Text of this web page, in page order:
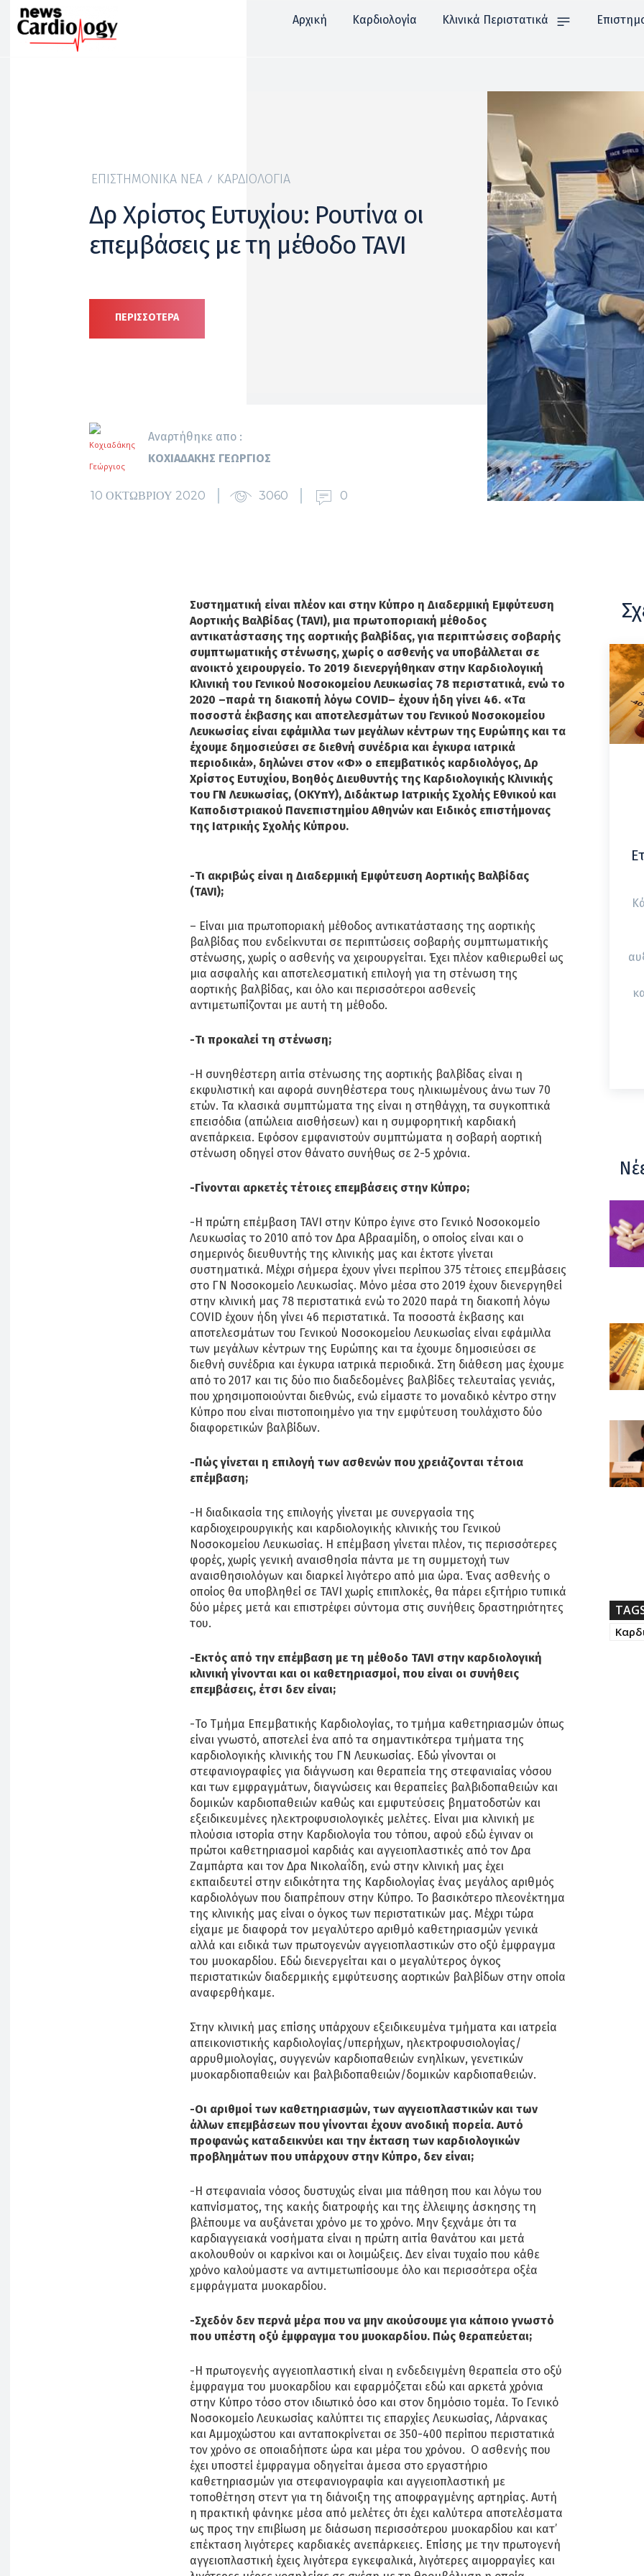
Αρχική Καρδιολογία Κλινικά Περιστατικά
ΕΠΙΣΤΗΜΟΝΙΚΆ ΝΈΑ ΚΑΡΔΙΟΛΟΓΊΑ
Δρ Χρίστος Ευτυχίου: Ρουτίνα οι
επεμβάσεις με τη μέθοδο TAVI
ΠΕΡΙΣΣΟΤΕΡΑ
Αναρτήθηκε απο :
ΚΟΧΙΑΔΆΚΗΣ ΓΕΏΡΓΙΟΣ
10 ΟΚΤΩΒΡΊΟΥ 2020 3060 0
Συστηματική είναι πλέον και στην Κύπρο η Διαδερμική Εμφύτευση
Αορτικής Βαλβίδας (TAVI), μια πρωτοποριακή μέθοδος
αντικατάστασης της αορτικής βαλβίδας, για περιπτώσεις σοβαρής
συμπτωματικής στένωσης, χωρίς ο ασθενής να υποβάλλεται σε
ανοικτό χειρουργείο. Το 2019 διενεργήθηκαν στην Καρδιολογική
Κλινική του Γενικού Νοσοκομείου Λευκωσίας 78 περιστατικά, ενώ το
2020 –παρά τη διακοπή λόγω COVID– έχουν ήδη γίνει 46. «Τα
ποσοστά έκβασης και αποτελεσμάτων του Γενικού Νοσοκομείου
Λευκωσίας είναι εφάμιλλα των μεγάλων κέντρων της Ευρώπης και τα
έχουμε δημοσιεύσει σε διεθνή συνέδρια και έγκυρα ιατρικά
περιοδικά», δηλώνει στον «Φ» ο επεμβατικός καρδιολόγος, Δρ
Χρίστος Ευτυχίου, Βοηθός Διευθυντής της Καρδιολογικής Κλινικής
του ΓΝ Λευκωσίας, (ΟΚΥπΥ), Διδάκτωρ Ιατρικής Σχολής Εθνικού και
Καποδιστριακού Πανεπιστημίου Αθηνών και Ειδικός επιστήμονας
της Ιατρικής Σχολής Κύπρου.
-Τι ακριβώς είναι η Διαδερμική Εμφύτευση Αορτικής Βαλβίδας
(TAVI);
– Είναι μια πρωτοποριακή μέθοδος αντικατάστασης της αορτικής
βαλβίδας που ενδείκνυται σε περιπτώσεις σοβαρής συμπτωματικής
στένωσης, χωρίς ο ασθενής να χειρουργείται. Έχει πλέον καθιερωθεί ως
μια ασφαλής και αποτελεσματική επιλογή για τη στένωση της
αορτικής βαλβίδας, και όλο και περισσότεροι ασθενείς
αντιμετωπίζονται με αυτή τη μέθοδο.
-Τι προκαλεί τη στένωση;
-Η συνηθέστερη αιτία στένωσης της αορτικής βαλβίδας είναι η
εκφυλιστική και αφορά συνηθέστερα τους ηλικιωμένους άνω των 70
ετών. Τα κλασικά συμπτώματα της είναι η στηθάγχη, τα συγκοπτικά
επεισόδια (απώλεια αισθήσεων) και η συμφορητική καρδιακή
ανεπάρκεια. Εφόσον εμφανιστούν συμπτώματα η σοβαρή αορτική
στένωση οδηγεί στον θάνατο συνήθως σε 2-5 χρόνια.
-Γίνονται αρκετές τέτοιες επεμβάσεις στην Κύπρο;
-Η πρώτη επέμβαση TAVI στην Κύπρο έγινε στο Γενικό Νοσοκομείο
Λευκωσίας τo 2010 από τον Δρα Αβρααμίδη, ο οποίος είναι και ο
σημερινός διευθυντής της κλινικής μας και έκτοτε γίνεται
συστηματικά. Μέχρι σήμερα έχουν γίνει περίπου 375 τέτοιες επεμβάσεις
στο ΓΝ Νοσοκομείο Λευκωσίας. Μόνο μέσα στο 2019 έχουν διενεργηθεί
στην κλινική μας 78 περιστατικά ενώ το 2020 παρά τη διακοπή λόγω
COVID έχουν ήδη γίνει 46 περιστατικά. Τα ποσοστά έκβασης και
αποτελεσμάτων του Γενικού Νοσοκομείου Λευκωσίας είναι εφάμιλλα
των μεγάλων κέντρων της Ευρώπης και τα έχουμε δημοσιεύσει σε
διεθνή συνέδρια και έγκυρα ιατρικά περιοδικά. Στη διάθεση μας έχουμε
από το 2017 και τις δύο πιο διαδεδομένες βαλβίδες τελευταίας γενιάς,
που χρησιμοποιούνται διεθνώς, ενώ είμαστε το μοναδικό κέντρο στην
Κύπρο που είναι πιστοποιημένο για την εμφύτευση τουλάχιστο δύο
διαφορετικών βαλβίδων.
-Πώς γίνεται η επιλογή των ασθενών που χρειάζονται τέτοια
επέμβαση;
-Η διαδικασία της επιλογής γίνεται με συνεργασία της
καρδιοχειρουργικής και καρδιολογικής κλινικής του Γενικού
Νοσοκομείου Λευκωσίας. Η επέμβαση γίνεται πλέον, τις περισσότερες
φορές, χωρίς γενική αναισθησία πάντα με τη συμμετοχή των
αναισθησιολόγων και διαρκεί λιγότερο από μια ώρα. Ένας ασθενής ο
οποίος θα υποβληθεί σε TAVI χωρίς επιπλοκές, θα πάρει εξιτήριο τυπικά
δύο μέρες μετά και επιστρέφει σύντομα στις συνήθεις δραστηριότητες
του.
-Εκτός από την επέμβαση με τη μέθοδο TAVI στην καρδιολογική
κλινική γίνονται και οι καθετηριασμοί, που είναι οι συνήθεις
επεμβάσεις, έτσι δεν είναι;
-Το Τμήμα Επεμβατικής Καρδιολογίας, το τμήμα καθετηριασμών όπως
είναι γνωστό, αποτελεί ένα από τα σημαντικότερα τμήματα της
καρδιολογικής κλινικής του ΓΝ Λευκωσίας. Εδώ γίνονται οι
στεφανιογραφίες για διάγνωση και θεραπεία της στεφανιαίας νόσου
και των εμφραγμάτων, διαγνώσεις και θεραπείες βαλβιδοπαθειών και
δομικών καρδιοπαθειών καθώς και εμφυτεύσεις βηματοδοτών και
εξειδικευμένες ηλεκτροφυσιολογικές μελέτες. Είναι μια κλινική με
πλούσια ιστορία στην Καρδιολογία του τόπου, αφού εδώ έγιναν οι
πρώτοι καθετηριασμοί καρδιάς και αγγειοπλαστικές από τον Δρα
Ζαμπάρτα και τον Δρα Νικολαΐδη, ενώ στην κλινική μας έχει
εκπαιδευτεί στην ειδικότητα της Καρδιολογίας ένας μεγάλος αριθμός
καρδιολόγων που διαπρέπουν στην Κύπρο. Το βασικότερο πλεονέκτημα
της κλινικής μας είναι ο όγκος των περιστατικών μας. Μέχρι τώρα
είχαμε με διαφορά τον μεγαλύτερο αριθμό καθετηριασμών γενικά
αλλά και ειδικά των πρωτογενών αγγειοπλαστικών στο οξύ έμφραγμα
του μυοκαρδίου. Εδώ διενεργείται και ο μεγαλύτερος όγκος
περιστατικών διαδερμικής εμφύτευσης αορτικών βαλβίδων στην οποία
αναφερθήκαμε.
Στην κλινική μας επίσης υπάρχουν εξειδικευμένα τμήματα και ιατρεία
απεικονιστικής καρδιολογίας/υπερήχων, ηλεκτροφυσιολογίας/
αρρυθμιολογίας, συγγενών καρδιοπαθειών ενηλίκων, γενετικών
μυοκαρδιοπαθειών και βαλβιδοπαθειών/δομικών καρδιοπαθειών.
-Οι αριθμοί των καθετηριασμών, των αγγειοπλαστικών και των
άλλων επεμβάσεων που γίνονται έχουν ανοδική πορεία. Αυτό
προφανώς καταδεικνύει και την έκταση των καρδιολογικών
προβλημάτων που υπάρχουν στην Κύπρο, δεν είναι;
-Η στεφανιαία νόσος δυστυχώς είναι μια πάθηση που και λόγω του
καπνίσματος, της κακής διατροφής και της έλλειψης άσκησης τη
βλέπουμε να αυξάνεται χρόνο με το χρόνο. Μην ξεχνάμε ότι τα
καρδιαγγειακά νοσήματα είναι η πρώτη αιτία θανάτου και μετά
ακολουθούν οι καρκίνοι και οι λοιμώξεις. Δεν είναι τυχαίο που κάθε
χρόνο καλούμαστε να αντιμετωπίσουμε όλο και περισσότερα οξέα
εμφράγματα μυοκαρδίου.
-Σχεδόν δεν περνά μέρα που να μην ακούσουμε για κάποιο γνωστό
που υπέστη οξύ έμφραγμα του μυοκαρδίου. Πώς θεραπεύεται;
-Η πρωτογενής αγγειοπλαστική είναι η ενδεδειγμένη θεραπεία στο οξύ
έμφραγμα του μυοκαρδίου και εφαρμόζεται εδώ και αρκετά χρόνια
στην Κύπρο τόσο στον ιδιωτικό όσο και στον δημόσιο τομέα. Το Γενικό
Νοσοκομείο Λευκωσίας καλύπτει τις επαρχίες Λευκωσίας, Λάρνακας
και Αμμοχώστου και ανταποκρίνεται σε 350-400 περίπου περιστατικά
τον χρόνο σε οποιαδήποτε ώρα και μέρα του χρόνου. Ο ασθενής που
έχει υποστεί έμφραγμα οδηγείται άμεσα στο εργαστήριο
καθετηριασμών για στεφανιογραφία και αγγειοπλαστική με
τοποθέτηση στεντ για τη διάνοιξη της αποφραγμένης αρτηρίας. Αυτή
η πρακτική φάνηκε μέσα από μελέτες ότι έχει καλύτερα αποτελέσματα
ως προς την επιβίωση με διάσωση περισσότερου μυοκαρδίου και κατ’
επέκταση λιγότερες καρδιακές ανεπάρκειες. Επίσης με την πρωτογενή
αγγειοπλαστική έχεις λιγότερα εγκεφαλικά, λιγότερες αιμορραγίες και